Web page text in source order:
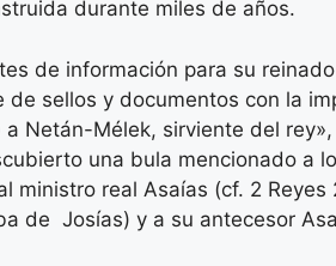
durante miles de años.
de información para su
de sellos y documentos con la
Netán-Mélek, sirviente del
una bula mencionado a
ministro real Asaías (cf. 2
de Josías) y a su antecesor